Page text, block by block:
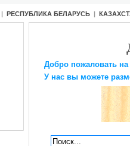
| РЕСПУБЛИКА БЕЛАРУСЬ |
Добро пожаловать
У нас вы можете